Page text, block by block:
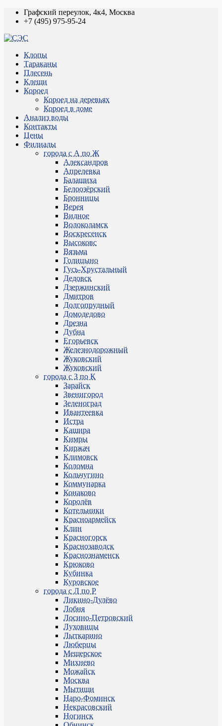
Графский переулок, 4к4, Москва
+7 (495) 975-95-24
Клопы
Тараканы
Плесень
Клещи
Короед
Короед на деревьях
Короед в доме
Анализ воды
Контакты
Цены
Филиалы
города с А по Ж
Александров
Апрелевка
Балашиха
Белоозёрский
Бронницы
Верея
Видное
Волоколамск
Воскресенск
Высоковс
Вязьма
Голицыно
Гусь-Хрустальный
Дедовск
Дзержинский
Дмитров
Долгопрудный
Домодедово
Дрезна
Дубна
Егорьевск
Железнодорожный
Жуковский
Жуковский
города с З по К
Зарайск
Звенигород
Зеленоград
Ивантеевка
Истра
Кашира
Кимры
Киржач
Климовск
Коломна
Кольчугино
Коммунарка
Конаково
Королёв
Котельники
Красноармейск
Клин
Красногорск
Краснозаводск
Краснознаменск
Крюково
Кубинка
Куровское
города с Л по Р
Ликино-Дулёво
Лобня
Лосино-Петровский
Луховицы
Лыткарино
Люберцы
Мещерское
Михнево
Можайск
Москва
Мытищи
Наро-Фоминск
Некрасовский
Ногинск